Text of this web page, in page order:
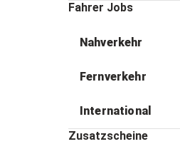
Fahrer Jobs
Nahverkehr
Fernverkehr
International
Zusatzscheine